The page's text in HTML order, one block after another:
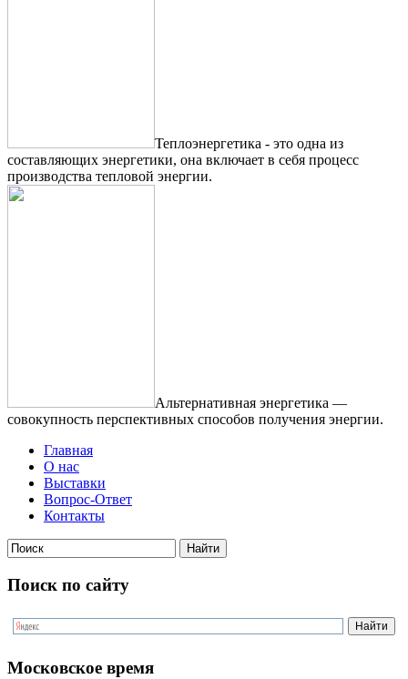
Теплоэнергетика - это одна из
составляющих энергетики, она включает в себя процесс
производства тепловой энергии.
Альтернативная энергетика —
совокупность перспективных способов получения энергии.
Главная
О нас
Выставки
Вопрос-Ответ
Контакты
Поиск по сайту
Московское время